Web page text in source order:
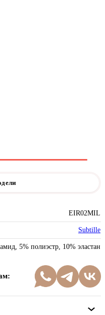
EIR02MIL
Subtille
5% полиэстр, 10% эластан